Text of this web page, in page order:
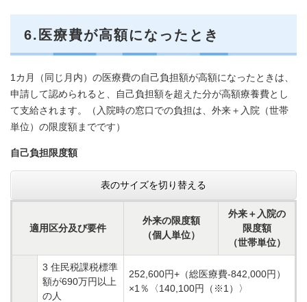
6.医療費が高額になったとき
1カ月（同じ月内）の医療費の自己負担額が高額になったときは、
申請して認められると、自己負担額を超えた分が高額療養費とし
て支給されます。（入院時の窓口での負担は、外来＋入院（世帯
単位）の限度額までです）
自己負担限度額
表のサイズを切り替える
適用区分及び要件
外来の限度額
（個人単位）
外来＋入院の
限度額
（世帯単位）
3 住民税課税標準
額が690万円以上
の人
252,600円+（総医療費-842,000円）
×1％〈140,100円（※1）〉